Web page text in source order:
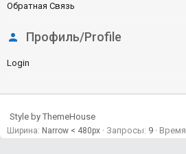
Обратная Связь
Профиль/Profile
Login
Style by ThemeHouse
Ширина Запросы 9 Время